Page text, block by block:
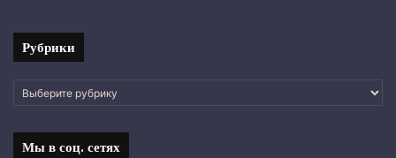
Рубрики
Рубрики
Мы в соц. сетях